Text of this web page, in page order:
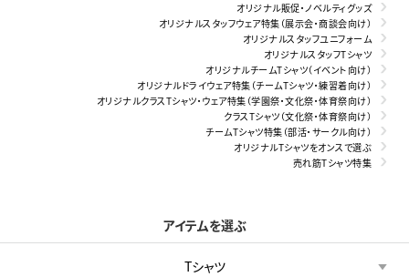
オリジナル販促・ノベルティグッズ
オリジナルスタッフウェア特集（展示会・商談会向け）
オリジナルスタッフユニフォーム
オリジナルスタッフTシャツ
オリジナルチームTシャツ（イベント向け）
オリジナルドライウェア特集（チームTシャツ・練習着向け）
オリジナルクラスTシャツ・ウェア特集（学園祭・文化祭・体育祭向け）
クラスTシャツ（文化祭・体育祭向け）
チームTシャツ特集（部活・サークル向け）
オリジナルTシャツをオンスで選ぶ
売れ筋Tシャツ特集
アイテムを選ぶ
Tシャツ